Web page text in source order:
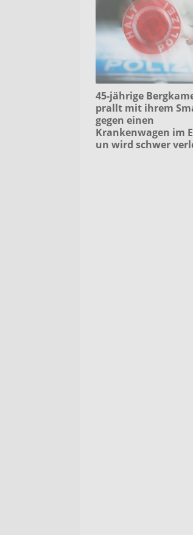
45-jährige
prallt mit ihrem
gegen einen
Krankenwagen im
un wird schwer